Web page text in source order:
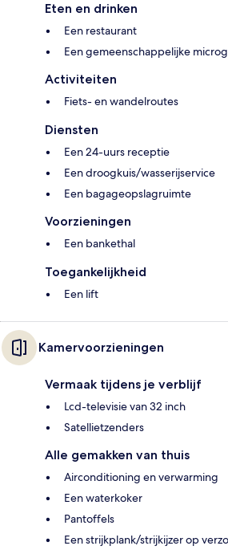
Eten en drinken
Een restaurant
Een gemeenschappelijke
Activiteiten
Fiets- en wandelroutes
Diensten
Een 24-uurs receptie
Een droogkuis/wasserijservice
Een bagageopslagruimte
Voorzieningen
Een bankethal
Toegankelijkheid
Een lift
Kamervoorzieningen
Vermaak tijdens je verblijf
Lcd-televisie van 32 inch
Satellietzenders
Alle gemakken van thuis
Airconditioning en verwarming
Een waterkoker
Pantoffels
Een strijkplank/strijkijzer op